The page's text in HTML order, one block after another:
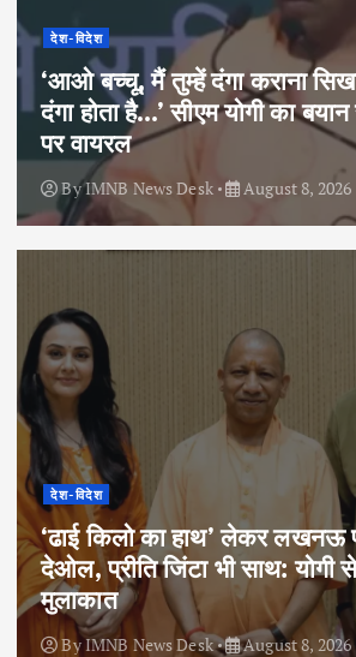
देश-विदेश
‘आओ बच्चू, मैं तुम्हें दंगा कराना
दंगा होता है…’ सीएम योगी का
पर वायरल
ByIMNB News Desk August 8, 2026
देश-विदेश
‘ढाई किलो का हाथ’ लेकर लखनऊ
देओल, प्रीति जिंटा भी साथ: योगी
मुलाकात
ByIMNB News Desk August 8, 2026